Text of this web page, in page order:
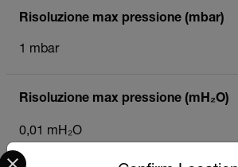
Risoluzione max pressione (mbar)
1 mbar
Risoluzione max pressione (mH₂O)
0,01 mH₂O
Select your preferred country and